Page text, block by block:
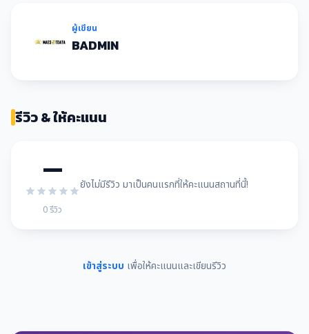
ผู้เขียน
BADMIN
รีวิว & ให้คะแนน
—
0 รีวิว
ยังไม่มีรีวิว มาเป็นคนแรกที่ให้คะแนนสถานที่นี้!
เข้าสู่ระบบ เพื่อให้คะแนนและเขียนรีวิว